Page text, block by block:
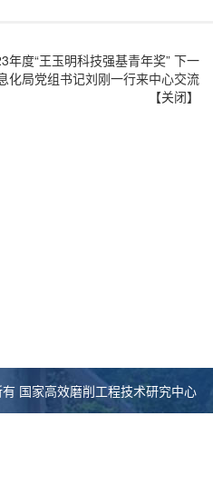
年度“王玉明科技强基青年奖” 下一
化局党组书记刘刚一行来中心交流
【关闭】
国家高效磨削工程技术研究中心